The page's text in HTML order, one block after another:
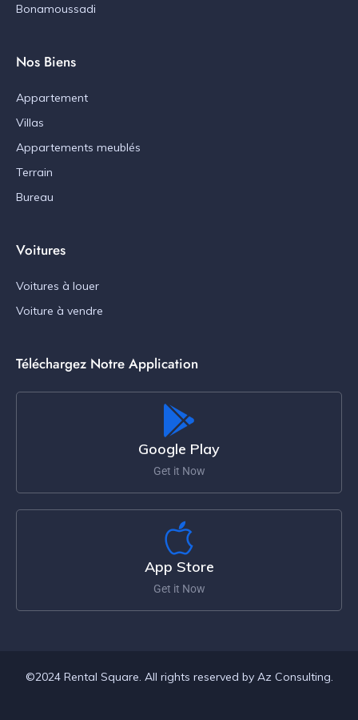
Bonamoussadi
Nos Biens
Appartement
Villas
Appartements meublés
Terrain
Bureau
Voitures
Voitures à louer
Voiture à vendre
Téléchargez Notre Application
Google Play
Get it Now
App Store
Get it Now
©2024 Rental Square. All rights reserved by Az Consulting.